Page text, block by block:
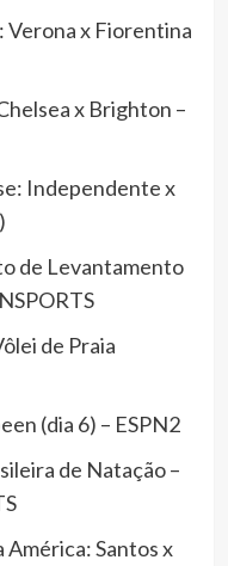
Verona x Fiorentina
x Brighton –
Independente x
de Levantamento
de Praia
(dia 6) – ESPN2
de Natação –
Santos x